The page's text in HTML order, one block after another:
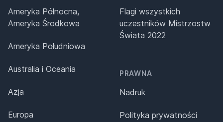
Ameryka Północna,
Ameryka Środkowa
Ameryka Południowa
Australia i Oceania
Azja
Europa
Flagi wszystkich
uczestników Mistrzostw
Świata 2022
PRAWNA
Nadruk
Polityka prywatności